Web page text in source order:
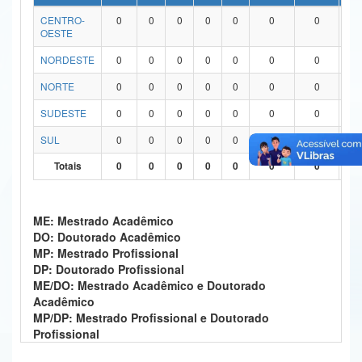
Ministério da Ciência, Tecnologia, Inovações e Comunicações
Ministério do Turismo
Ministério do Desenvolvimento Regional
Ministério da Mulher, da Família e dos Direitos Humanos
Banco Central do Brasil
CENTRO-
OESTE
0 0 0 0 0 0 0
NORDESTE 0 0 0 0 0 0 0
NORTE
0 0 0 0 0 0 0
SUDESTE
0 0 0 0 0 0 0
SUL
0 0 0 0 0 0 0
0
Totais
0 0 0 0 0 0 0 0
ME: Mestrado Acadêmico
DO: Doutorado Acadêmico
MP: Mestrado Profissional
DP: Doutorado Profissional
ME/DO: Mestrado Acadêmico e Doutorado
Acadêmico
MP/DP: Mestrado Profissional e Doutorado
Profissional